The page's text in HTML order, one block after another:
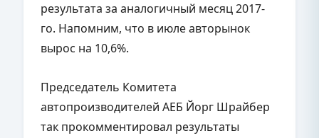
результата за аналогичный месяц 2017-
го. Напомним, что в июле авторынок
вырос на 10,6%.
Председатель Комитета
автопроизводителей АЕБ Йорг Шрайбер
так прокомментировал результаты